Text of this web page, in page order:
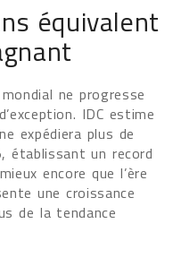
équivalent
ne progresse
IDC estime
expédiera plus de
établissant un record
encore que l’ère
une croissance
de la tendance